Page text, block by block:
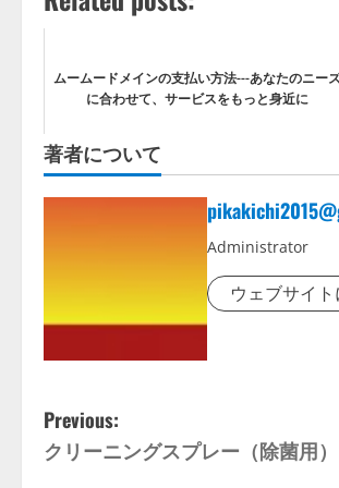
ムームードメインの支払い方法---あなたのニー
に合わせて、サービスをもっと身近に
著者について
Administrator
ウェブサイ
P
o
Previous:
クリーニングスプレー（除菌用）